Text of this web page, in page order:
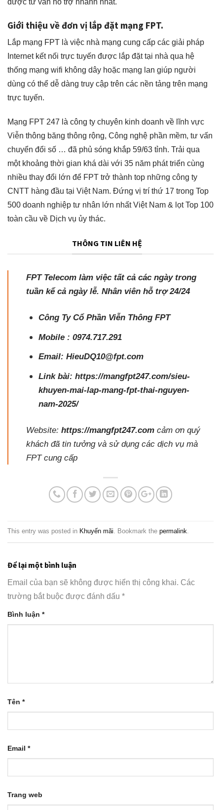
được tư vấn hỗ trợ nhanh nhất.
Giới thiệu về đơn vị lắp đặt mạng FPT.
Lắp mạng FPT là việc nhà mạng cung cấp các giải pháp
Internet kết nối trực tuyến được lắp đặt tại nhà qua hệ
thống mạng wifi không dây hoặc mạng lan giúp người
dùng có thể dễ dàng truy cập trên các nền tảng trên mạng
trực tuyến.
Mạng FPT 247 là công ty chuyên kinh doanh về lĩnh vực
Viễn thông băng thông rộng, Công nghệ phần mềm, tư vấn
chuyển đổi số … đã phủ sóng khắp 59/63 tỉnh. Trải qua
một khoảng thời gian khá dài với 35 năm phát triển cùng
nhiều thay đổi lớn để FPT trở thành top những công ty
CNTT hàng đầu tại Việt Nam. Đứng vị trí thứ 17 trong Top
500 doanh nghiệp tư nhân lớn nhất Việt Nam & lọt Top 100
toàn cầu về Dịch vụ ủy thác.
THÔNG TIN LIÊN HỆ
FPT Telecom làm việc tất cả các ngày trong
tuần kể cả ngày lễ. Nhân viên hỗ trợ 24/24
Công Ty Cổ Phần Viễn Thông FPT
Mobile : 0974.717.291
Email: HieuDQ10@fpt.com
Link bài: https://mangfpt247.com/sieu-
khuyen-mai-lap-mang-fpt-thai-nguyen-
nam-2025/
Website: https://mangfpt247.com cảm ơn quý
khách đã tin tưởng và sử dụng các dịch vụ mà
FPT cung cấp
This entry was posted in Khuyến mãi. Bookmark the permalink.
Để lại một bình luận
Email của bạn sẽ không được hiển thị công khai. Các
trường bắt buộc được đánh dấu *
Bình luận *
Tên *
Email *
Trang web